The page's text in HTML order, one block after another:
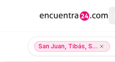
San Juan, Tibás, San José provincia